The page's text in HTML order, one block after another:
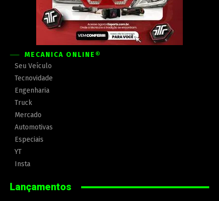
MECÂNICA ONLINE®
Seu Veículo
Tecnovidade
Engenharia
Truck
Mercado
Automotivas
Especiais
YT
Insta
Lançamentos